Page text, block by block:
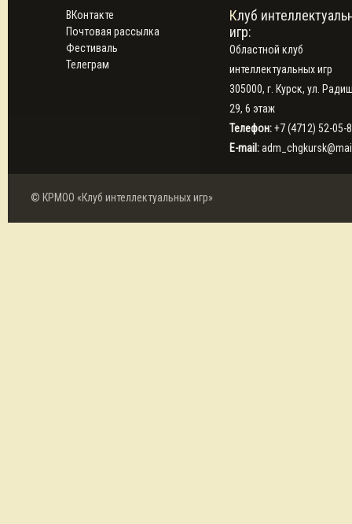
ВКонтакте
Почтовая рассылка
Фестиваль
Телеграм
Клуб интеллектуальных
игр:
Областной клуб
интеллектуальных игр
305000, г. Курск, ул.
29, 6 этаж
Телефон:+7 (4712) 52-05-
E-mail:
© КРМОО «Клуб интеллектуальных игр»